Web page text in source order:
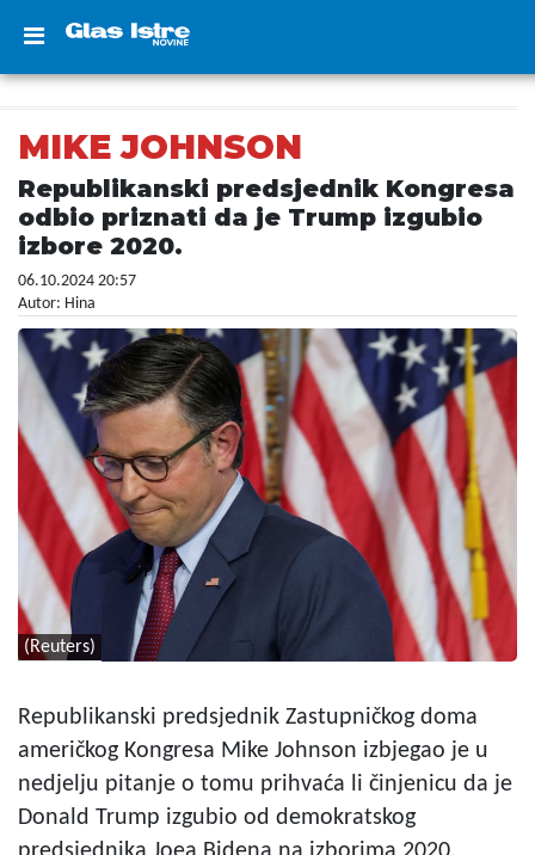
MIKE JOHNSON
Republikanski predsjednik Kongresa
odbio priznati da je Trump izgubio
izbore 2020.
06.10.2024 20:57
Autor: Hina
(Reuters)
Republikanski predsjednik Zastupničkog doma
američkog Kongresa Mike Johnson izbjegao je u
nedjelju pitanje o tomu prihvaća li činjenicu da je
Donald Trump izgubio od demokratskog